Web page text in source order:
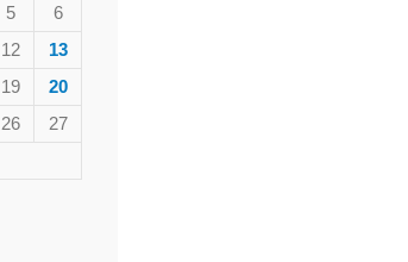
5
6
12
13
19
20
26
27